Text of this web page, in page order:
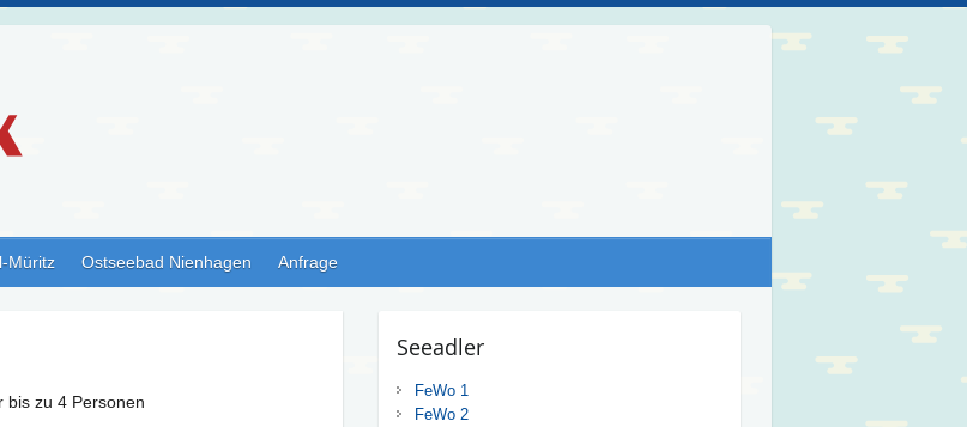
Müritz Ostseebad Nienhagen Anfrage
bis zu 4 Personen
Seeadler
FeWo 1
FeWo 2